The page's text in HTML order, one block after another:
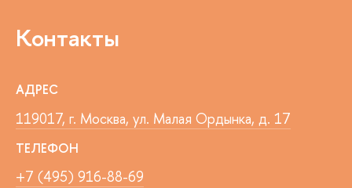
Контакты
АДРЕС
119017, г. Москва, ул. Малая Ордынка, д. 17
ТЕЛЕФОН
+7 (495) 916-88-69